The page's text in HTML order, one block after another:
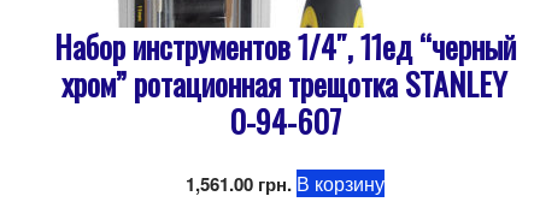
Набор инструментов 1/4″, 11ед “черный
хром” ротационная трещотка STANLEY
0-94-607
1,561.00 грн. В корзину